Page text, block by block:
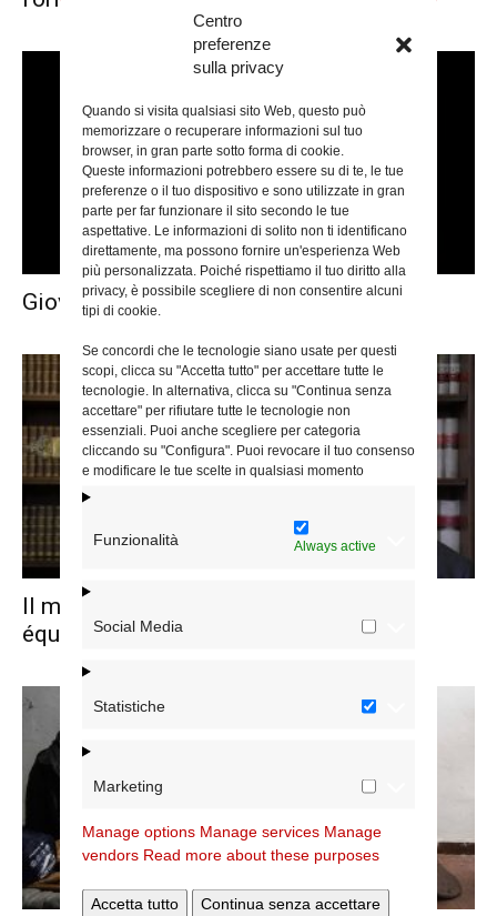
Centro
preferenze
sulla privacy
Quando si visita qualsiasi sito Web, questo può
memorizzare o recuperare informazioni sul tuo
browser, in gran parte sotto forma di cookie.
Queste informazioni potrebbero essere su di te, le tue
preferenze o il tuo dispositivo e sono utilizzate in gran
parte per far funzionare il sito secondo le tue
aspettative. Le informazioni di solito non ti identificano
direttamente, ma possono fornire un'esperienza Web
più personalizzata. Poiché rispettiamo il tuo diritto alla
privacy, è possibile scegliere di non consentire alcuni
tipi di cookie.
Se concordi che le tecnologie siano usate per questi
scopi, clicca su "Accetta tutto" per accettare tutte le
tecnologie. In alternativa, clicca su "Continua senza
accettare" per rifiutare tutte le tecnologie non
essenziali. Puoi anche scegliere per categoria
cliccando su "Configura". Puoi revocare il tuo consenso
e modificare le tue scelte in qualsiasi momento
Funzionalità Always active
Social Media
Statistiche
Marketing
Manage options Manage services Manage
vendors Read more about these purposes
Accetta tutto
Continua senza accettare
Giovani e Spiritualità
Il messaggio del Cardinale Vicario alle
équipe pastorali